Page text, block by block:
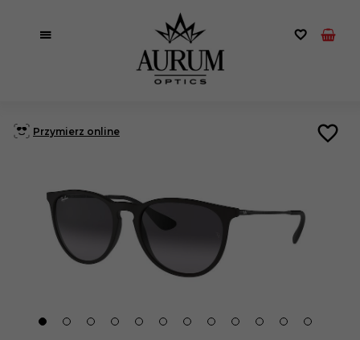
Przymierz online